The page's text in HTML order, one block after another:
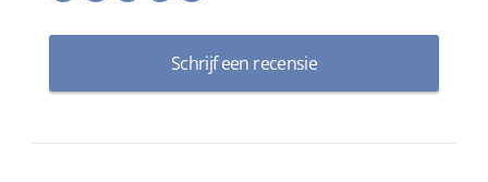
Schrijf een recensie